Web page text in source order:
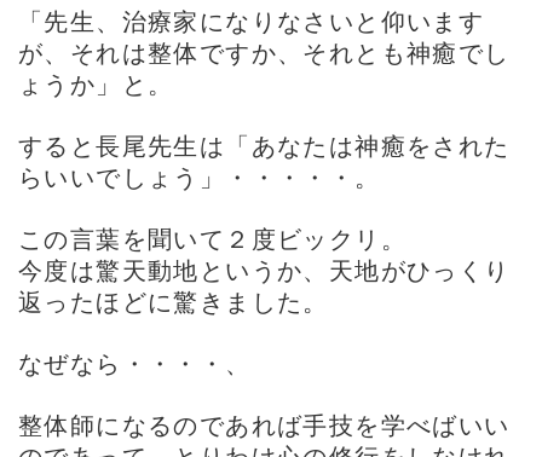
「先生、治療家になりなさいと仰います
が、それは整体ですか、それとも神癒でし
ょうか」と。
すると長尾先生は「あなたは神癒をされた
らいいでしょう」・・・・・。
この言葉を聞いて２度ビックリ。
今度は驚天動地というか、天地がひっくり
返ったほどに驚きました。
なぜなら・・・・、
整体師になるのであれば手技を学べばいい